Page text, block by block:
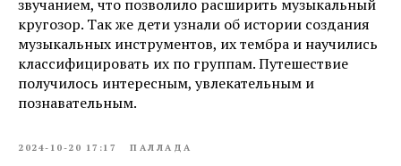
звучанием, что позволило расширить музыкальный
кругозор. Так же дети узнали об истории создания
музыкальных инструментов, их тембра и научились
классифицировать их по группам. Путешествие
получилось интересным, увлекательным и
познавательным.
2024-10-20 17:17 ПАЛЛАДА